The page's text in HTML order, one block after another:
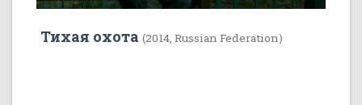
Тихая охота (2014, Russian Federation)